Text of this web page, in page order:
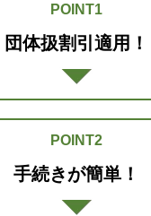
POINT1
団体扱割引適用！
POINT2
手続きが簡単！